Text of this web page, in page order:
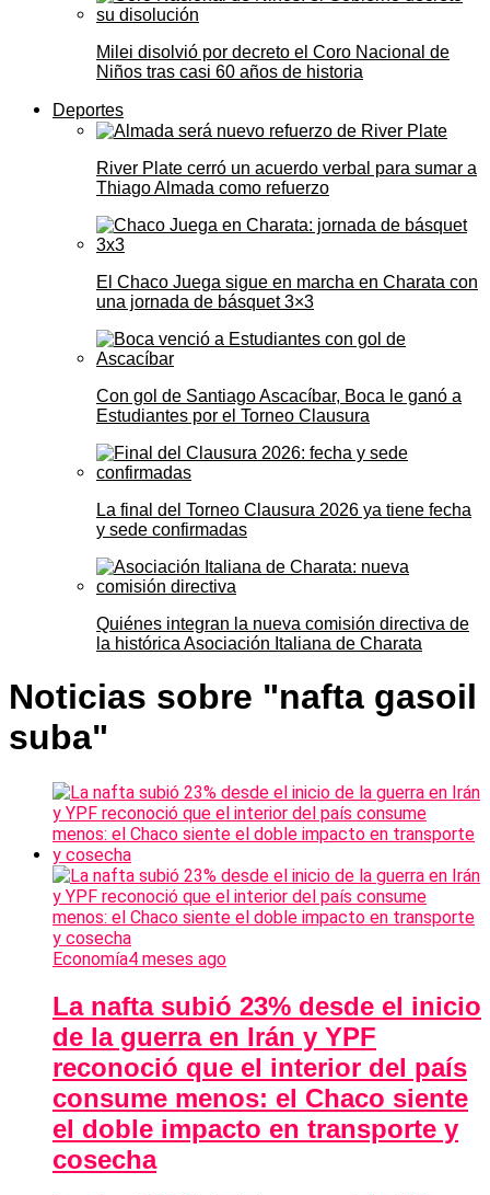
Milei disolvió por decreto el Coro Nacional de
Niños tras casi 60 años de historia
Deportes
River Plate cerró un acuerdo verbal para sumar a
Thiago Almada como refuerzo
El Chaco Juega sigue en marcha en Charata con
una jornada de básquet 3×3
Con gol de Santiago Ascacíbar, Boca le ganó a
Estudiantes por el Torneo Clausura
La final del Torneo Clausura 2026 ya tiene fecha
y sede confirmadas
Quiénes integran la nueva comisión directiva de
la histórica Asociación Italiana de Charata
Noticias sobre "nafta gasoil
suba"
Economía4 meses ago
La nafta subió 23% desde el inicio
de la guerra en Irán y YPF
reconoció que el interior del país
consume menos: el Chaco siente
el doble impacto en transporte y
cosecha